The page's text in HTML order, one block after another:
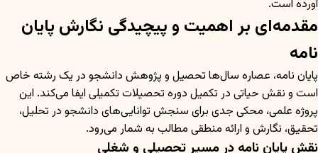
آورده است.
مقدمه‌ای بر اهمیت و پیچیدگی نگارش پایان
نامه
پایان نامه، عصاره سال‌ها تحصیل و پژوهش دانشجو در یک رشته خاص
است و نقش حیاتی در تکمیل دوره تحصیلات تکمیلی ایفا می‌کند. این
پروژه علمی، محکی جدی برای سنجش توانایی‌های دانشجو در تحلیل،
تحقیق، نگارش و ارائه منطقی مطالب به شمار می‌رود.
نقش پایان نامه در مسیر تحصیلی و شغلی